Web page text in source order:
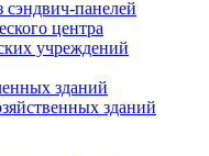
сэндвич-панелей
центра
учреждений
зданий
зданий